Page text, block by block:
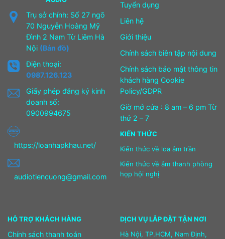
Trụ sở chính: Số 27 ngõ
70 Nguyễn Hoàng Mỹ
Đình 2 Nam Từ Liêm Hà
Nội (Bản đồ)
Điện thoại:
0987.126.123
Giấy phép đăng ký kinh
doanh số:
0900994675
https://loanhapkhau.net/
audiotiencuong@gmail.com
Tuyển dụng
Liên hệ
Giới thiệu
Chính sách biên tập nội dung
Chính sách bảo mật thông tin
khách hàng Cookie
Policy/GDPR
Giờ mở cửa : 8 am – 6 pm Từ
thứ 2 – 7
KIẾN THỨC
Kiến thức về loa âm trần
Kiến thức về âm thanh phòng
họp hội nghị
HỖ TRỢ KHÁCH HÀNG
Chính sách thanh toán
DỊCH VỤ LẮP ĐẶT TẬN NƠI
Hà Nội, TP.HCM, Nam Định,